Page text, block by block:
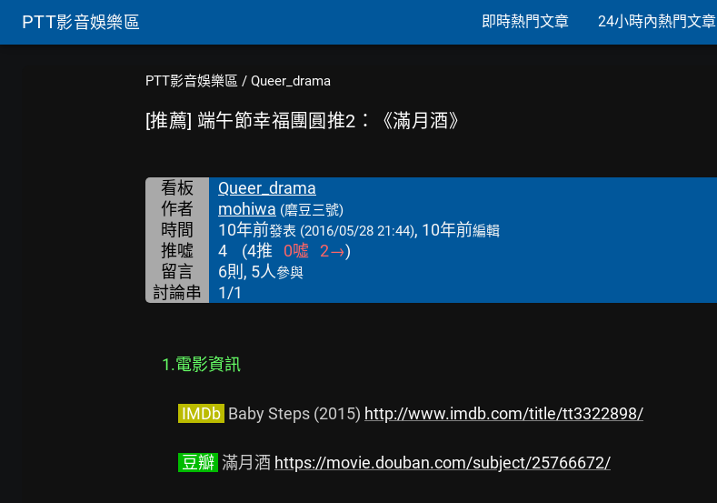
PTT影音娛樂區 即時熱門文章 24小時內熱門文章
PTT影音娛樂區 / Queer_drama
[推薦] 端午節幸福團圓推2：《滿月酒》
看板
Queer_drama
作者
mohiwa (磨豆三號)
時間 10年前發表 (2016/05/28 21:44), 10年前編輯
推噓 4 (4推 0噓 2→)
留言
6則, 5人參與
討論串 1/1
1.電影資訊
IMDb Baby Steps (2015) http://www.imdb.com/title/tt3322898/
豆瓣 滿月酒 https://movie.douban.com/subject/25766672/